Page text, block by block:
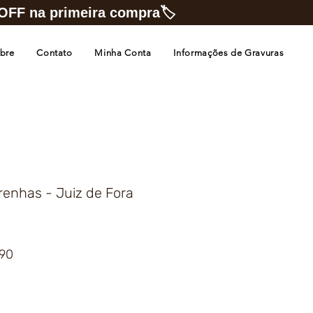
Contato Minha Conta Informações de Gravuras
OFF na primeira compra🏷️
- Juiz de Fora